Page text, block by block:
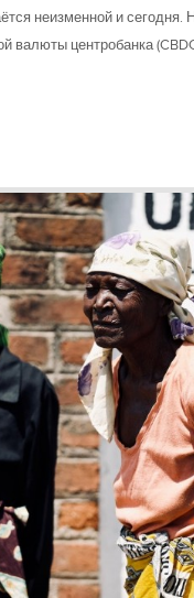
неизменной и
валюты центробанка